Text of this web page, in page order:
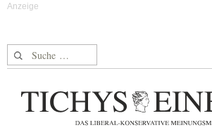
Suche nach: